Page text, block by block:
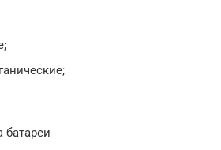
батареи